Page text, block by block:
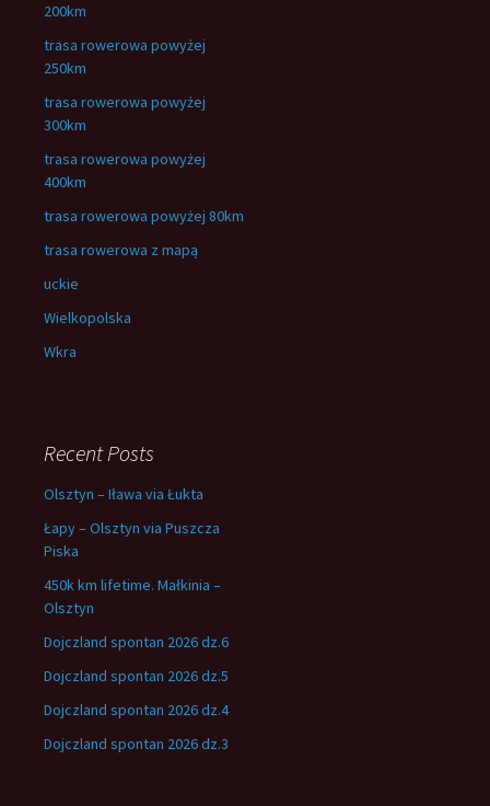
200km
trasa rowerowa powyżej
250km
trasa rowerowa powyżej
300km
trasa rowerowa powyżej
400km
trasa rowerowa powyżej 80km
trasa rowerowa z mapą
uckie
Wielkopolska
Wkra
Recent Posts
Olsztyn – Iława via Łukta
Łapy – Olsztyn via Puszcza
Piska
450k km lifetime. Małkinia –
Olsztyn
Dojczland spontan 2026 dz.6
Dojczland spontan 2026 dz.5
Dojczland spontan 2026 dz.4
Dojczland spontan 2026 dz.3